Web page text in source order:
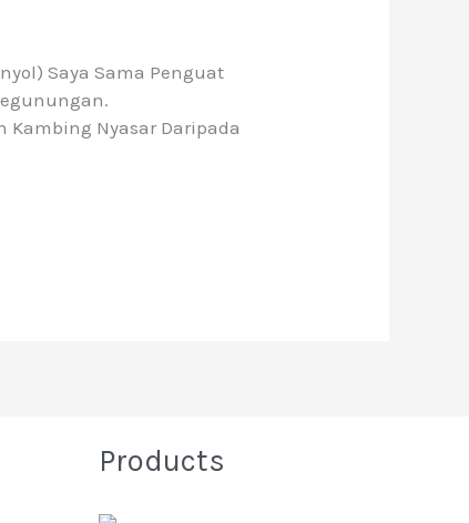
Saya Sama Penguat
Kambing Nyasar Daripada
Products